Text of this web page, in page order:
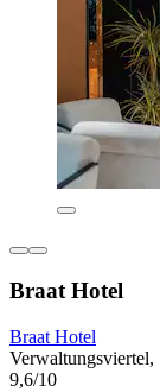
Braat Hotel
Braat Hotel
Verwaltungsviertel,
9,6/10